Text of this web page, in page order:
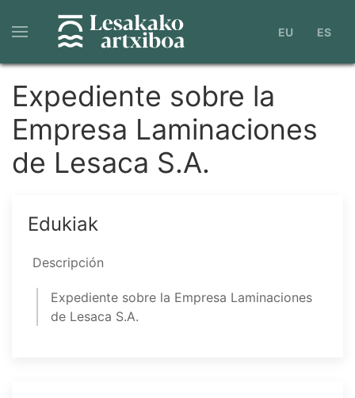
contenido
principal
EU ES
Expediente sobre la
Empresa Laminaciones
de Lesaca S.A.
Edukiak
Descripción
Expediente sobre la Empresa Laminaciones
de Lesaca S.A.